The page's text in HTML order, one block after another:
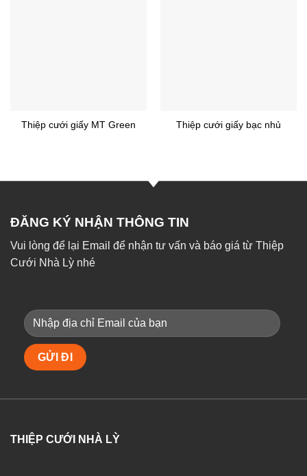
Thiệp cưới giấy MT Green Thiệp cưới giấy bạc nhủ
ĐĂNG KÝ NHẬN THÔNG TIN
Vui lòng để lại Email để nhận tư vấn và báo giá từ Thiệp
Cưới Nhà Lỳ nhé
THIỆP CƯỚI NHÀ LỲ